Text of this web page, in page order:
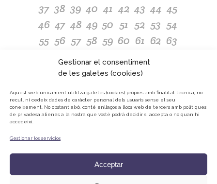
Gestionar el consentiment
de les galetes (cookies)
Aquest web únicament utilitza galetes (cookies) pròpies amb finalitat tècnica, no
recull ni cedeix dades de caràcter personal dels usuaris sense el seu
coneixement.
No obstant això, conté enllaços a llocs web de tercers amb polítiques
de privadesa alienes a la nostra que vostè podrà decidir si accepta o no quan hi
accedeixi.
Gestionar los servicios
Acceptar
37 38 39 40 41 42 43 44 45
46 47 48 49 50 51 52 53 54
55 56 57 58 59 60 61 62 63
65 66 69
74 75 76 77 78 79
82 83 84 85 86 87 88 89 90
91 92 93 94 95 96 97 98
Avís Legal